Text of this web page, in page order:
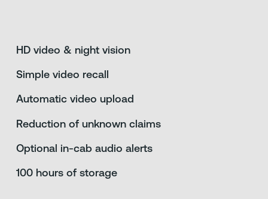
HD video & night vision
Simple video recall
Automatic video upload
Reduction of unknown claims
Optional in-cab audio alerts
100 hours of storage